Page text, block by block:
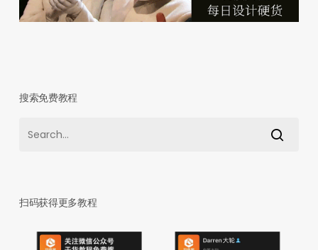
搜索免费教程
扫码获得更多教程